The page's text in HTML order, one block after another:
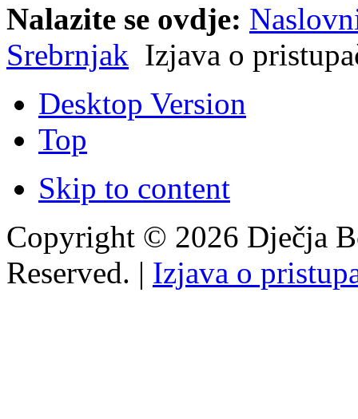
Nalazite se ovdje:
Srebrnjak Izjava o
Desktop Version
Top
Skip to content
Copyright © 2026 Dječja
Reserved. | Izjava o